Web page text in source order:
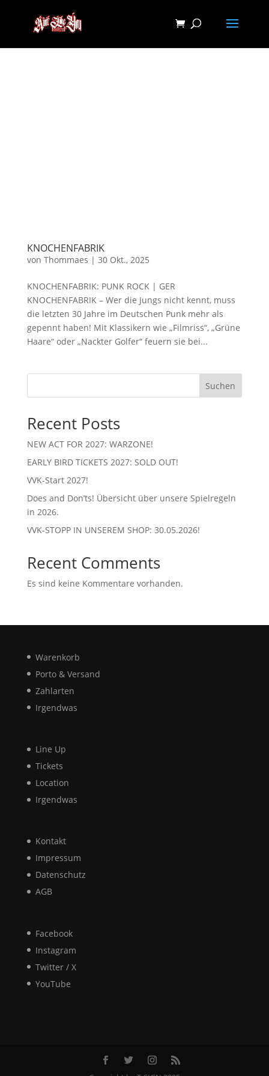
KNOCHENFABRIK
von Thommaes | 30 Okt., 2025
KNOCHENFABRIK: PUNK ROCK | GER
KNOCHENFABRIK – Wer die Jungs nicht kennt, muss
die letzten 30 Jahre im Deutschen Punk mehr als
gepennt haben! Mit Klassikern wie „Filmriss“, „Grüne
Haare“ oder „Nackter Golfer“ feuern sie bei...
Suchen
Recent Posts
NEW ACT FOR 2027: WARZONE!
EARLY BIRD TICKETS 2027: SOLD OUT!
VVK-Start 2027!
Does and Don’ts! Übersicht über unsere Spielregeln
in 2026.
VVK-STOPP IN UNSEREM SHOP: 30.05.2026!
Recent Comments
Es sind keine Kommentare vorhanden.
Warenkorb
Porto & Versand
Zahlarten
Irgendwas
Line Up
Tickets
Location
Irgendwas
Kontakt
Impressum
Datenschutz
AGB
Facebook
Instagram
Twitter / X
YouTube